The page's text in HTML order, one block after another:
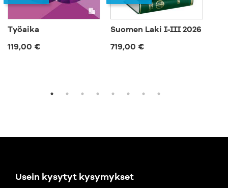
Työaika
119,00 €
Suomen Laki I-III 2026
719,00 €
Usein kysytyt kysymykset